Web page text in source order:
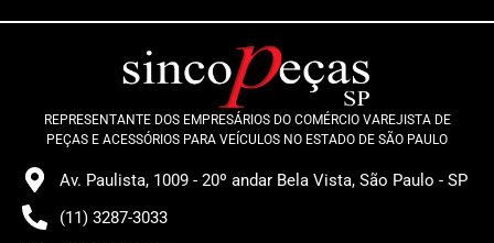
REPRESENTANTE DOS EMPRESÁRIOS DO COMÉRCIO VAREJISTA DE
PEÇAS E ACESSÓRIOS PARA VEÍCULOS NO ESTADO DE SÃO PAULO
Av. Paulista, 1009 - 20º andar Bela Vista, São Paulo - SP
(11) 3287-3033